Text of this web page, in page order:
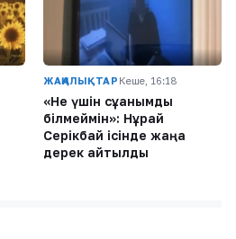
ЖАҢАЛЫҚТАР Кеше, 16:18
«Не үшін сұққанымды
білмеймін»: Нұрай
Серікбай ісінде жаңа
дерек айтылды